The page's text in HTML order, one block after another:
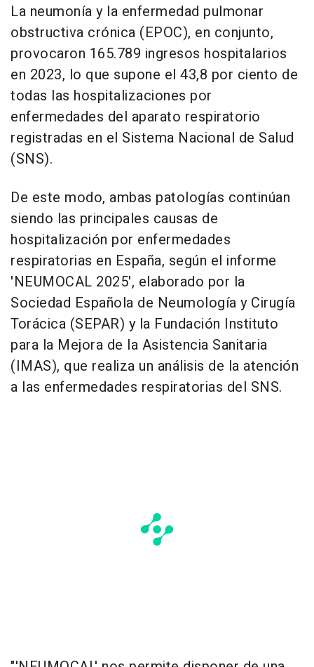
La neumonía y la enfermedad pulmonar
obstructiva crónica (EPOC), en conjunto,
provocaron 165.789 ingresos hospitalarios
en 2023, lo que supone el 43,8 por ciento de
todas las hospitalizaciones por
enfermedades del aparato respiratorio
registradas en el Sistema Nacional de Salud
(SNS).
De este modo, ambas patologías continúan
siendo las principales causas de
hospitalización por enfermedades
respiratorias en España, según el informe
'NEUMOCAL 2025', elaborado por la
Sociedad Española de Neumología y Cirugía
Torácica (SEPAR) y la Fundación Instituto
para la Mejora de la Asistencia Sanitaria
(IMAS), que realiza un análisis de la atención
a las enfermedades respiratorias del SNS.